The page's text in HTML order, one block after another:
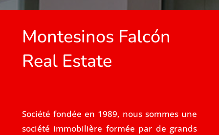
Montesinos Falcón
Real Estate
Société fondée en 1989, nous sommes une
société immobilière formée par de grands